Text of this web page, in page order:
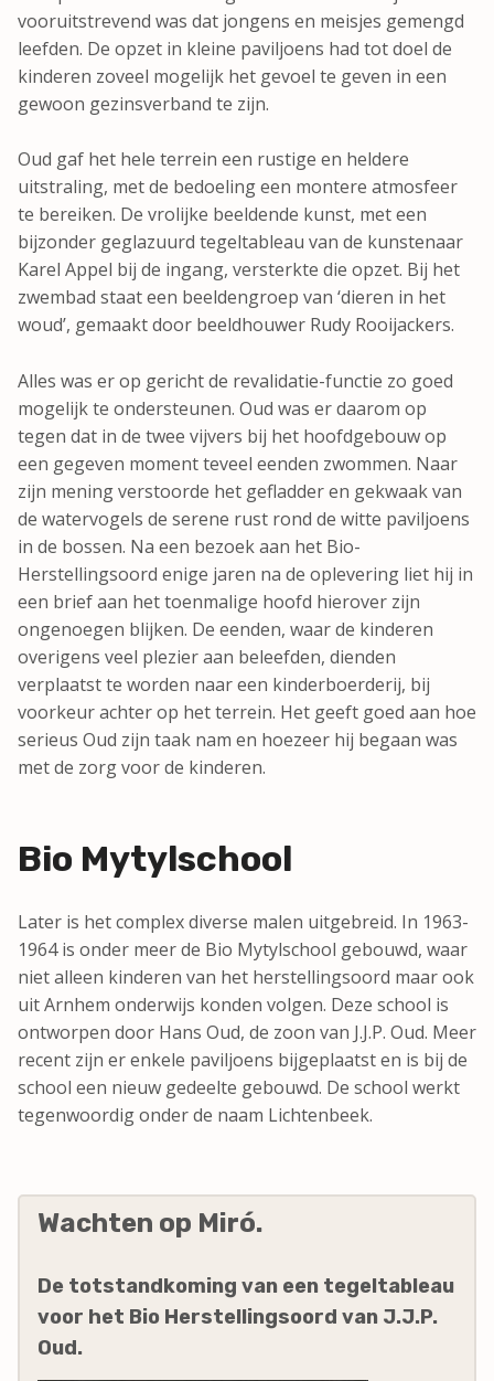
vooruitstrevend was dat jongens en meisjes gemengd
leefden. De opzet in kleine paviljoens had tot doel de
kinderen zoveel mogelijk het gevoel te geven in een
gewoon gezinsverband te zijn.
Oud gaf het hele terrein een rustige en heldere
uitstraling, met de bedoeling een montere atmosfeer
te bereiken. De vrolijke beeldende kunst, met een
bijzonder geglazuurd tegeltableau van de kunstenaar
Karel Appel bij de ingang, versterkte die opzet. Bij het
zwembad staat een beeldengroep van ‘dieren in het
woud’, gemaakt door beeldhouwer Rudy Rooijackers.
Alles was er op gericht de revalidatie-functie zo goed
mogelijk te ondersteunen. Oud was er daarom op
tegen dat in de twee vijvers bij het hoofdgebouw op
een gegeven moment teveel eenden zwommen. Naar
zijn mening verstoorde het gefladder en gekwaak van
de watervogels de serene rust rond de witte paviljoens
in de bossen. Na een bezoek aan het Bio-
Herstellingsoord enige jaren na de oplevering liet hij in
een brief aan het toenmalige hoofd hierover zijn
ongenoegen blijken. De eenden, waar de kinderen
overigens veel plezier aan beleefden, dienden
verplaatst te worden naar een kinderboerderij, bij
voorkeur achter op het terrein. Het geeft goed aan hoe
serieus Oud zijn taak nam en hoezeer hij begaan was
met de zorg voor de kinderen.
Bio Mytylschool
Later is het complex diverse malen uitgebreid. In 1963-
1964 is onder meer de Bio Mytylschool gebouwd, waar
niet alleen kinderen van het herstellingsoord maar ook
uit Arnhem onderwijs konden volgen. Deze school is
ontworpen door Hans Oud, de zoon van J.J.P. Oud. Meer
recent zijn er enkele paviljoens bijgeplaatst en is bij de
school een nieuw gedeelte gebouwd. De school werkt
tegenwoordig onder de naam Lichtenbeek.
Wachten op Miró.
De totstandkoming van een tegeltableau
voor het Bio Herstellingsoord van J.J.P.
Oud.